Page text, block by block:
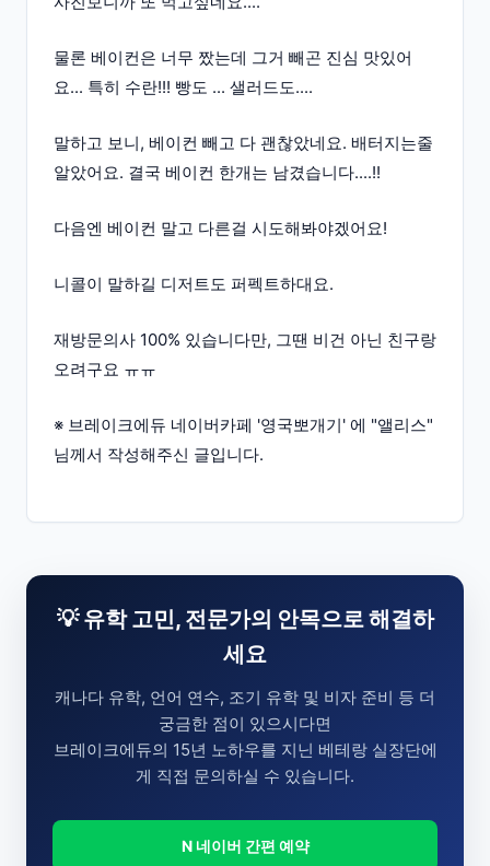
물론 베이컨은 너무 짰는데 그거 빼곤 진심 맛있어
요... 특히 수란!!! 빵도 ... 샐러드도....
말하고 보니, 베이컨 빼고 다 괜찮았네요. 배터지는줄
알았어요. 결국 베이컨 한개는 남겼습니다....!!
다음엔 베이컨 말고 다른걸 시도해봐야겠어요!
니콜이 말하길 디저트도 퍼펙트하대요.
재방문의사 100% 있습니다만, 그땐 비건 아닌 친구랑
오려구요 ㅠㅠ
※ 브레이크에듀 네이버카페 '영국뽀개기' 에 "앨리스"
님께서 작성해주신 글입니다.
💡 유학 고민, 전문가의 안목으로 해결하
세요
캐나다 유학, 언어 연수, 조기 유학 및 비자 준비 등 더
궁금한 점이 있으시다면
브레이크에듀의 15년 노하우를 지닌 베테랑 실장단에
게 직접 문의하실 수 있습니다.
N 네이버 간편 예약